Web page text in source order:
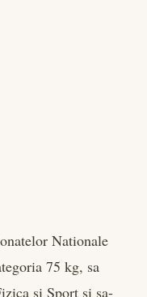
Nationale
75 kg, sa
si Sport si sa-